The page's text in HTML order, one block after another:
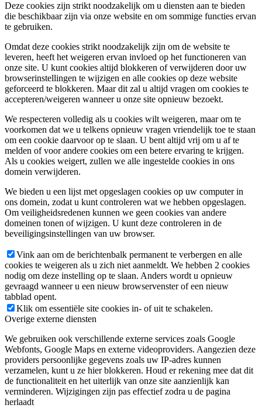
Deze cookies zijn strikt noodzakelijk om u diensten aan te bieden
die beschikbaar zijn via onze website en om sommige functies ervan
te gebruiken.
Omdat deze cookies strikt noodzakelijk zijn om de website te
leveren, heeft het weigeren ervan invloed op het functioneren van
onze site. U kunt cookies altijd blokkeren of verwijderen door uw
browserinstellingen te wijzigen en alle cookies op deze website
geforceerd te blokkeren. Maar dit zal u altijd vragen om cookies te
accepteren/weigeren wanneer u onze site opnieuw bezoekt.
We respecteren volledig als u cookies wilt weigeren, maar om te
voorkomen dat we u telkens opnieuw vragen vriendelijk toe te staan
om een cookie daarvoor op te slaan. U bent altijd vrij om u af te
melden of voor andere cookies om een betere ervaring te krijgen.
Als u cookies weigert, zullen we alle ingestelde cookies in ons
domein verwijderen.
We bieden u een lijst met opgeslagen cookies op uw computer in
ons domein, zodat u kunt controleren wat we hebben opgeslagen.
Om veiligheidsredenen kunnen we geen cookies van andere
domeinen tonen of wijzigen. U kunt deze controleren in de
beveiligingsinstellingen van uw browser.
Vink aan om de berichtenbalk permanent te verbergen en alle
cookies te weigeren als u zich niet aanmeldt. We hebben 2 cookies
nodig om deze instelling op te slaan. Anders wordt u opnieuw
gevraagd wanneer u een nieuw browservenster of een nieuw
tabblad opent.
Klik om essentiële site cookies in- of uit te schakelen.
Overige externe diensten
We gebruiken ook verschillende externe services zoals Google
Webfonts, Google Maps en externe videoproviders. Aangezien deze
providers persoonlijke gegevens zoals uw IP-adres kunnen
verzamelen, kunt u ze hier blokkeren. Houd er rekening mee dat dit
de functionaliteit en het uiterlijk van onze site aanzienlijk kan
verminderen. Wijzigingen zijn pas effectief zodra u de pagina
herlaadt